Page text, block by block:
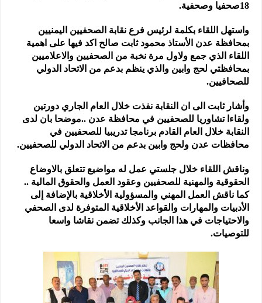
18صحفيا وصحفية.
واستهل اللقاء بكلمة لرئيس فرع نقابة الصحفيين اليمنيين
بمحافظة عدن الأستاذ محمود ثابت صالح اكد فيها على اهمية
اللقاء الذي جمع ولاول مرة نخبة من الصحفيين والاعلاميين
بمحافظتي لحج وابين والذي ينظم بدعم من الاتحاد الدولي
للصحافيين.
وأشار ثابت الى ان النقابة نفذت خلال العام الجاري دورتين
ولقاءا تشاوريا للصحفيين في محافظة عدن ..موضحا بان لدى
النقابة خلال العام القادم برنامجا تدريبيا للصحفيين في
محافظات عدن ولحج وابين بدعم من الاتحاد الدولي للصحفيين.
وناقش اللقاء خلال جلستي عمل له مواضيع تتعلق بالاوضاع
الحقوقية والمهنية للصحفيين وعقود العمل والحقوق المالية ..
كما ناقش العمل المهني والمسؤولية الأخلاقية بالإضافة إلى
الأدبيات والمهارات والقواعد الأخلاقية المتوفرة لدى الصحفي
والاحتياجات في هذا الجانب وكذلك تضمن نقاشا واسعا
للتوصيات.